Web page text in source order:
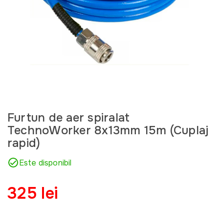
Furtun de aer spiralat
TechnoWorker 8x13mm 15m (Cuplaj
rapid)
Este disponibil
325 lei